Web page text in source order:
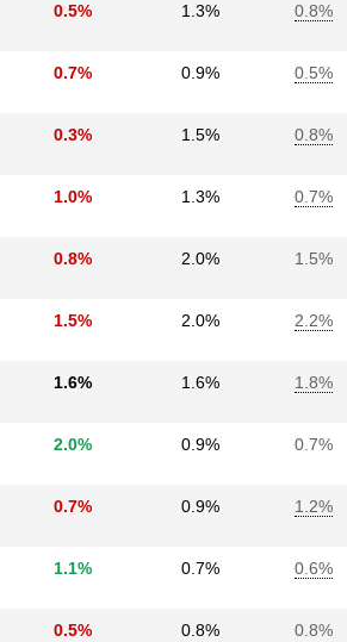
0.5% 1.3% 0.8%
0.7% 0.9% 0.5%
0.3% 1.5% 0.8%
1.0% 1.3% 0.7%
0.8% 2.0% 1.5%
1.5% 2.0% 2.2%
1.6% 1.6% 1.8%
2.0% 0.9% 0.7%
0.7% 0.9% 1.2%
1.1% 0.7% 0.6%
0.5% 0.8% 0.8%